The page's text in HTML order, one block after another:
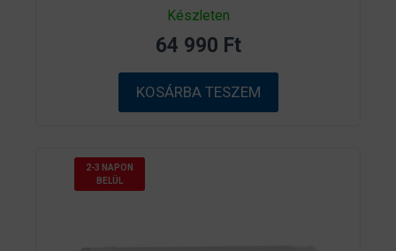
0
a
5
b
ő
l
Készleten
64 990 Ft
KOSÁRBA TESZEM
2-3 NAPON
BELÜL